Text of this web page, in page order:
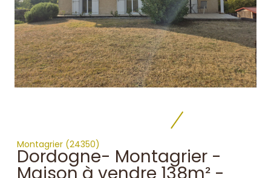
Montagrier (24350)
Dordogne- Montagrier -